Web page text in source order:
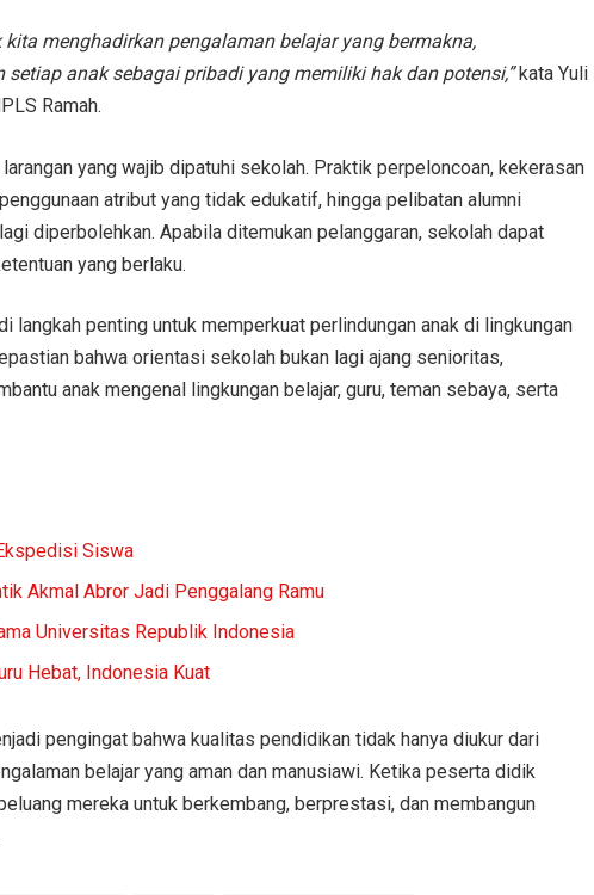
kita menghadirkan pengalaman belajar yang bermakna,
anak sebagai pribadi yang memiliki hak dan potensi,”kata Yuli
Ramah.
yang wajib dipatuhi sekolah. Praktik perpeloncoan, kekerasan
atribut yang tidak edukatif, hingga pelibatan alumni
diperbolehkan. Apabila ditemukan pelanggaran, sekolah dapat
yang berlaku.
langkah penting untuk memperkuat perlindungan anak di lingkungan
bahwa orientasi sekolah bukan lagi ajang senioritas,
anak mengenal lingkungan belajar, guru, teman sebaya, serta
Siswa
Akmal Abror Jadi Penggalang Ramu
Universitas Republik Indonesia
Hebat, Indonesia Kuat
pengingat bahwa kualitas pendidikan tidak hanya diukur dari
belajar yang aman dan manusiawi. Ketika peserta didik
mereka untuk berkembang, berprestasi, dan membangun